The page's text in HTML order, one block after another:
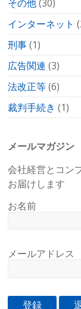
その他(30)
インターネット
刑事(1)
広告関連 (3)
法改正等(6)
裁判手続き (1)
メールマガジン
会社経営とコン
お届けします
お名前
メールアドレス